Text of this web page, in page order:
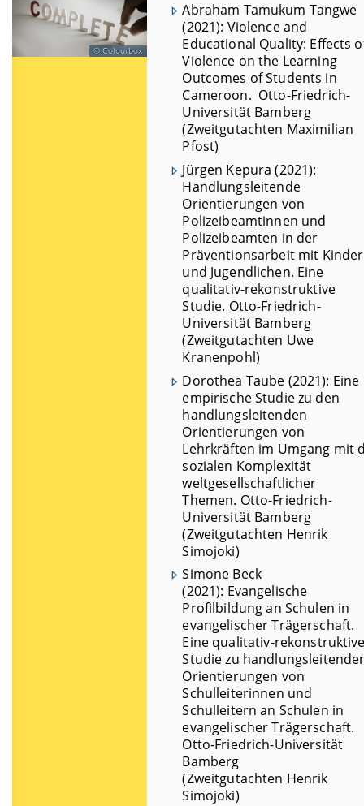
Colourbox
Abraham Tamukum Tangwe
(2021): Violence and
Educational Quality: Effects
Violence on the Learning
Outcomes of Students in
Cameroon. Otto-Friedrich-
Universität Bamberg
(Zweitgutachten Maximilian
Pfost)
Jürgen Kepura (2021):
Handlungsleitende
Orientierungen von
Polizeibeamtinnen und
Polizeibeamten in der
Präventionsarbeit mit
und Jugendlichen. Eine
qualitativ-rekonstruktive
Studie. Otto-Friedrich-
Universität Bamberg
(Zweitgutachten Uwe
Kranenpohl)
Dorothea Taube (2021): Eine
empirische Studie zu den
handlungsleitenden
Orientierungen von
Lehrkräften im Umgang mit
sozialen Komplexität
weltgesellschaftlicher
Themen. Otto-Friedrich-
Universität Bamberg
(Zweitgutachten Henrik
Simojoki)
Simone Beck
(2021): Evangelische
Profilbildung an Schulen in
evangelischer Trägerschaft.
Eine qualitativ-
Studie zu
Orientierungen von
Schulleiterinnen und
Schulleitern an Schulen in
evangelischer Trägerschaft.
Otto-Friedrich-Universität
Bamberg
(Zweitgutachten Henrik
Simojoki)